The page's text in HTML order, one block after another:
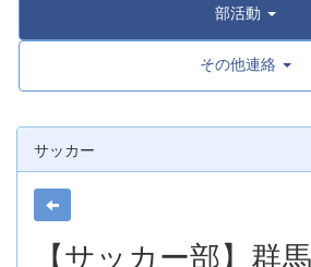
部活動
その他連絡
サッカー
【サッカー部】群